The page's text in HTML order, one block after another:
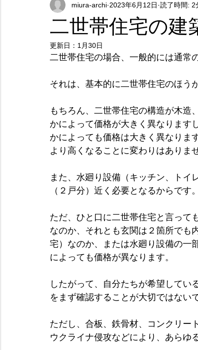
オープンハウス 内部空間 狭小地 不動産
マイホーム
屋根材 板金工事
二世帯住宅の建
miura-archi 2023年6月12日 読了時間: 2
更新日： 1月30日
二世帯住宅の場合、一般的には通常
それは、基本的に二世帯住宅のほう
もちろん、二世帯住宅の構造が木造
かによって価格が大きく異なります
かによっても価格は大きく異なりま
より高くなることに変わりはありま
また、水廻り設備（キッチン、トイ
（２戸分）近く必要となるからです。
ただ、ひと口に二世帯住宅と言って
なのか、それとも玄関は２箇所でも
宅）なのか、または水廻り設備の一
によっても価格が異なります。
したがって、自分たちが希望してい
をまず確認することが大切ではない
ただし、合板、鉄骨材、コンクリー
ウクライナ侵攻などにより、あらゆ